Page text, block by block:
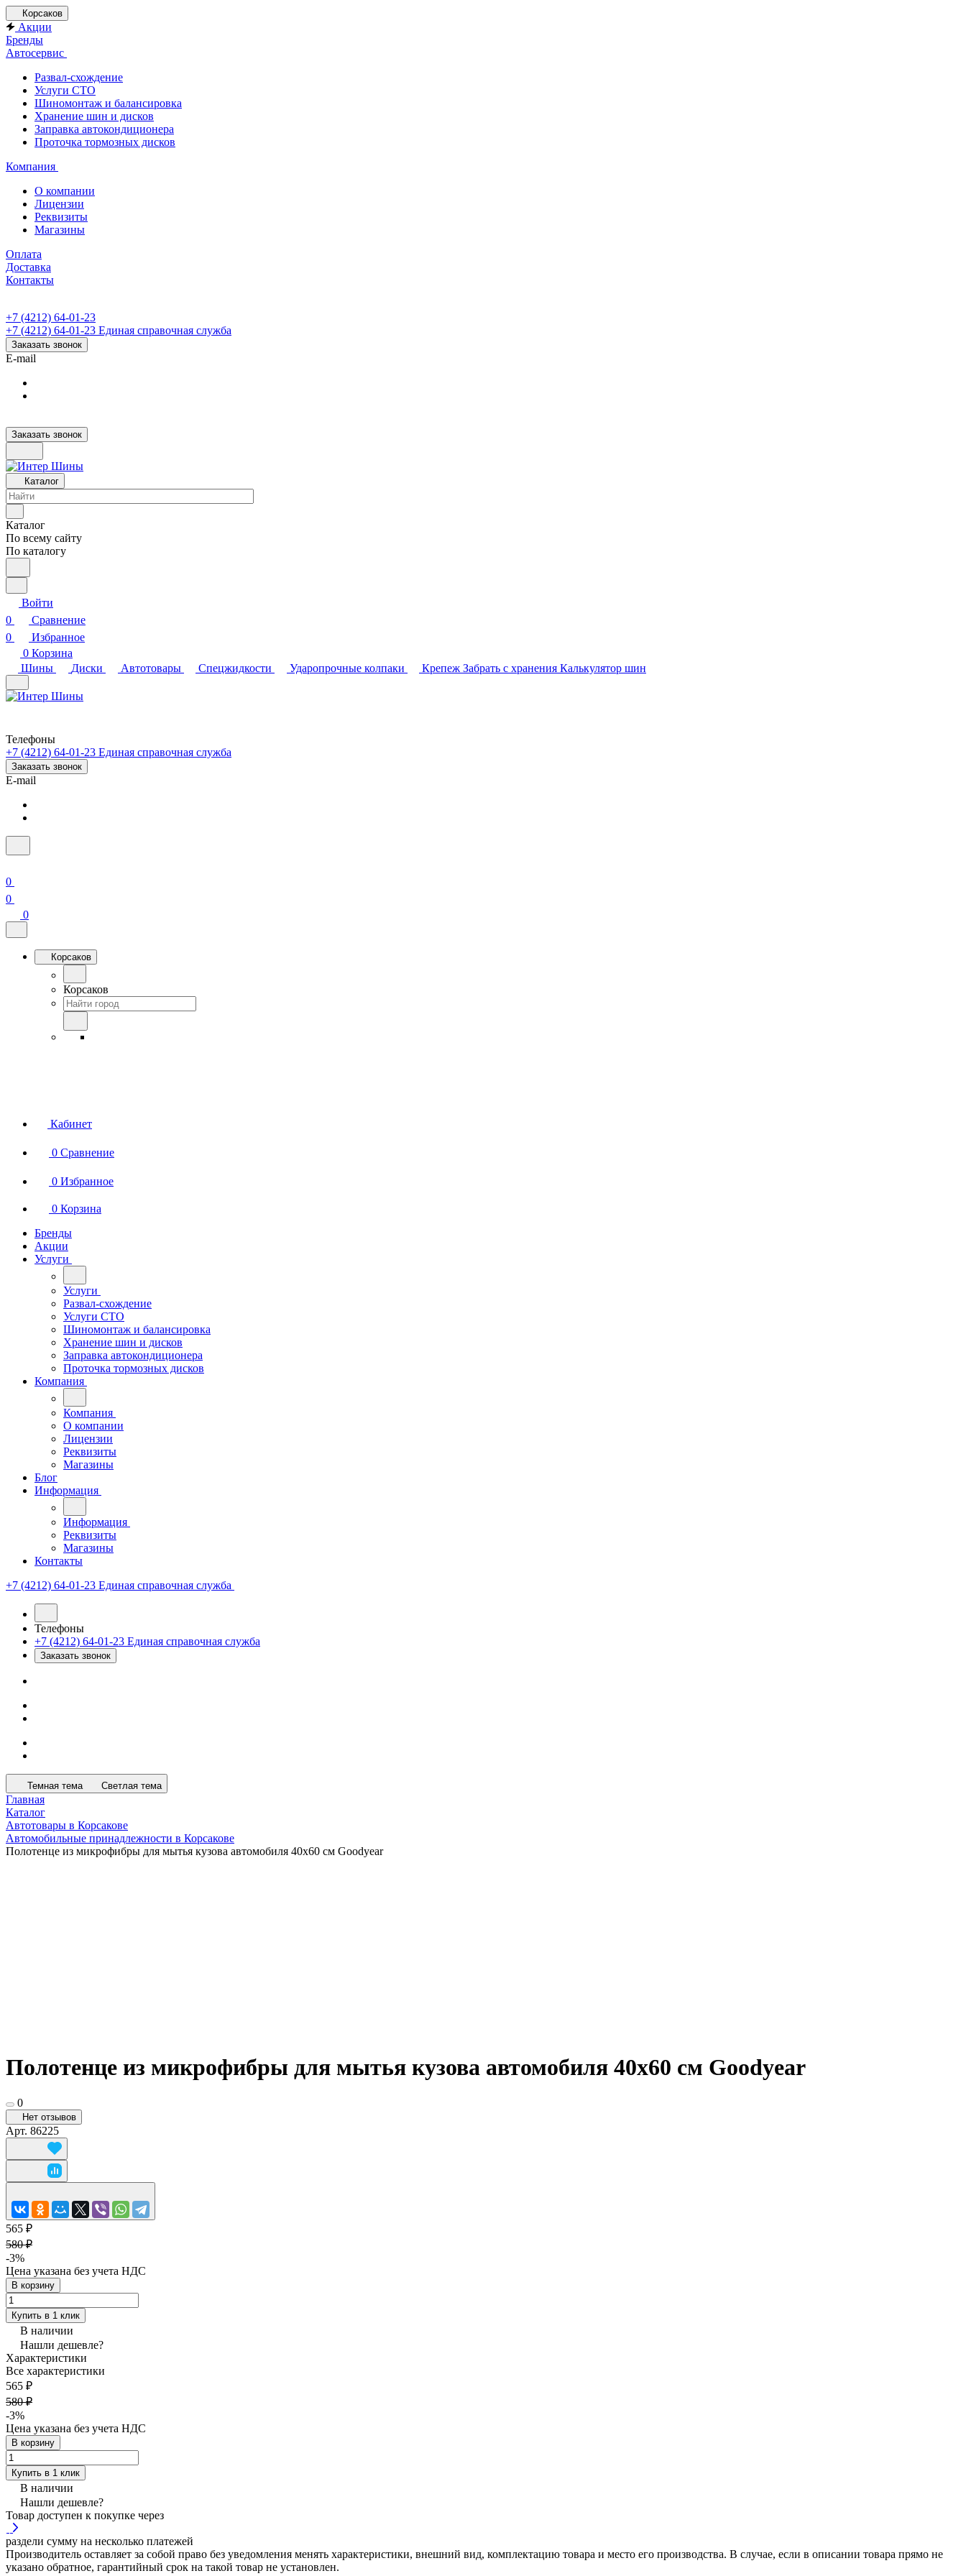
Корсаков
Акции
Бренды
Автосервис
Развал-схождение
Услуги СТО
Шиномонтаж и балансировка
Хранение шин и дисков
Заправка автокондиционера
Проточка тормозных дисков
Компания
О компании
Лицензии
Реквизиты
Магазины
Оплата
Доставка
Контакты
+7 (4212) 64-01-23
+7 (4212) 64-01-23 Единая справочная служба
Заказать звонок
E-mail
Заказать звонок
Каталог
Каталог
По всему сайту
По каталогу
Войти
0
Сравнение
0
Избранное
0 Корзина
Шины
Диски Автотовары Спецжидкости Ударопрочные колпаки Крепеж Забрать с хранения Калькулятор шин
Телефоны
+7 (4212) 64-01-23 Единая справочная служба
Заказать звонок
E-mail
0
0
0
Корсаков
Корсаков
Кабинет
0 Сравнение
0 Избранное
0 Корзина
Бренды
Акции
Услуги
Услуги
Развал-схождение
Услуги СТО
Шиномонтаж и балансировка
Хранение шин и дисков
Заправка автокондиционера
Проточка тормозных дисков
Компания
Компания
О компании
Лицензии
Реквизиты
Магазины
Блог
Информация
Информация
Реквизиты
Магазины
Контакты
+7 (4212) 64-01-23 Единая справочная служба
Телефоны
+7 (4212) 64-01-23 Единая справочная служба
Заказать звонок
Темная тема Светлая тема
Главная
Каталог
Автотовары в Корсакове
Автомобильные принадлежности в Корсакове
Полотенце из микрофибры для мытья кузова автомобиля 40x60 см Goodyear
Полотенце из микрофибры для мытья кузова автомобиля 40x60 см Goodyear
0
Нет отзывов
Арт. 86225
565 ₽
580 ₽
-3%
Цена указана без учета НДС
В корзину
Купить в 1 клик
В наличии
Нашли дешевле?
Характеристики
Все характеристики
565 ₽
580 ₽
-3%
Цена указана без учета НДС
В корзину
Купить в 1 клик
В наличии
Нашли дешевле?
Товар доступен к покупке через
раздели сумму на несколько платежей
Производитель оставляет за собой право без уведомления менять характеристики, внешний вид, комплектацию товара и место его производства. В случае, если в описании товара прямо не
указано обратное, гарантийный срок на такой товар не установлен.